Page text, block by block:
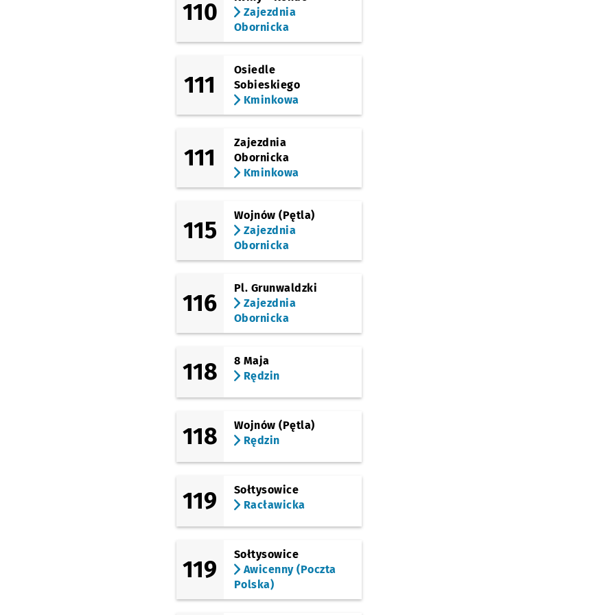
110
Zajezdnia
Obornicka
111
Osiedle
Sobieskiego
Kminkowa
111
Zajezdnia
Obornicka
Kminkowa
115
Wojnów (Pętla)
Zajezdnia
Obornicka
116
Pl. Grunwaldzki
Zajezdnia
Obornicka
118
8 Maja
Rędzin
118
Wojnów (Pętla)
Rędzin
119
Sołtysowice
Racławicka
119
Sołtysowice
Awicenny (Poczta
Polska)